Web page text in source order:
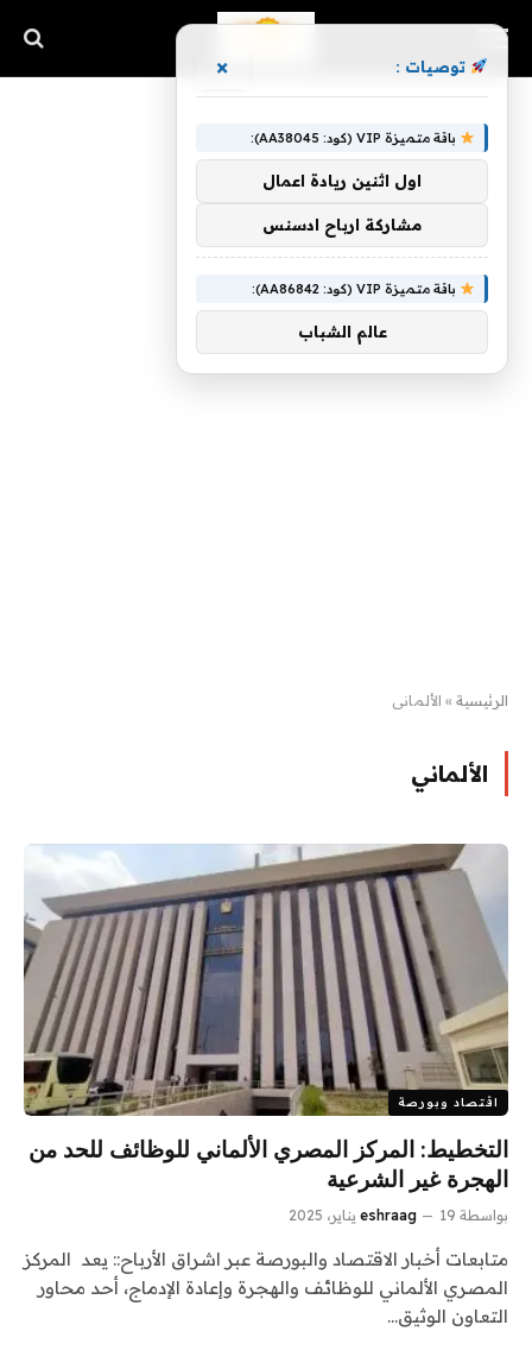
الرئيسية » الألماني
الألماني
اقتصاد وبورصة
التخطيط: المركز المصري الألماني للوظائف للحد من
الهجرة غير الشرعية
بواسطة eshraag 19 يناير، 2025
متابعات أخبار الاقتصاد والبورصة عبر اشراق الأرباح:: يعد المركز
المصري الألماني للوظائف والهجرة وإعادة الإدماج، أحد محاور
التعاون الوثيق…
توصيات : ×
باقة متميزة VIP (كود: AA38045):
اول اثنين ريادة اعمال
مشاركة ارباح ادسنس
باقة متميزة VIP (كود: AA86842):
عالم الشباب